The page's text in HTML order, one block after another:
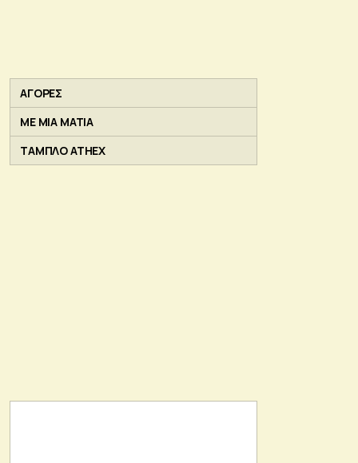
ΑΓΟΡΕΣ
ΜΕ ΜΙΑ ΜΑΤΙΑ
ΤΑΜΠΛΟ ATHEX